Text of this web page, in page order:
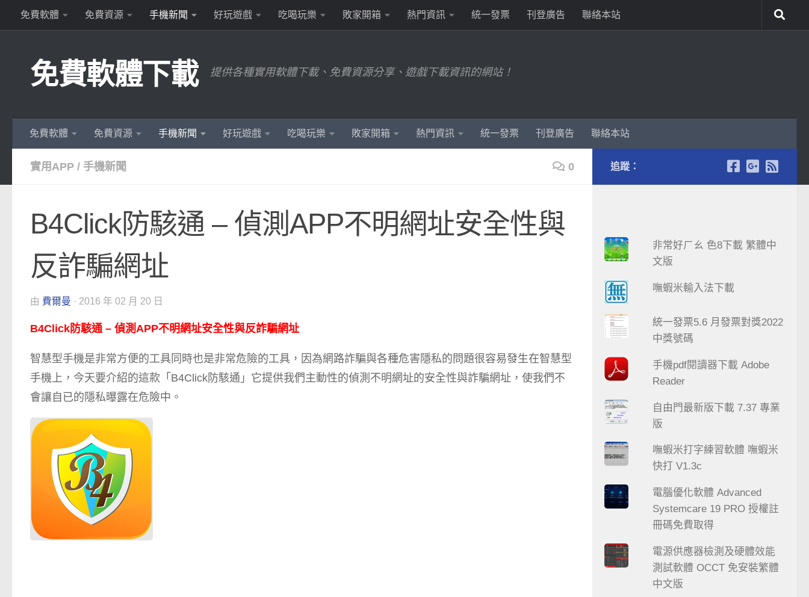
Skip to content
免費軟體 免費資源 手機新聞 好玩遊戲 吃喝玩樂 敗家開箱 熱門資訊 統一發票 刊登廣告 聯絡本站
免費軟體下載 提供各種實用軟體下載、免費資源分享、遊戲下載資訊的網站！
免費軟體 免費資源 手機新聞 好玩遊戲 吃喝玩樂 敗家開箱 熱門資訊 統一發票 刊登廣告 聯絡本站
實用APP / 手機新聞 0
B4Click防駭通 – 偵測APP不明網址安全性與
反詐騙網址
由 費爾曼 · 2016 年 02 月 20 日
B4Click防駭通 – 偵測APP不明網址安全性與反詐騙網址
智慧型手機是非常方便的工具同時也是非常危險的工具，因為網路詐騙與各種危害隱私的問題很容易發生在智慧型
手機上，今天要介紹的這款「B4Click防駭通」它提供我們主動性的偵測不明網址的安全性與詐騙網址，使我們不
會讓自已的隱私曝露在危險中。
追蹤：
非常好ㄏㄠ 色8下載 繁體中
文版
嘸蝦米輸入法下載
統一發票5.6 月發票對獎2022
中獎號碼
手機pdf閱讀器下載 Adobe
Reader
自由門最新版下載 7.37 專業
版
嘸蝦米打字練習軟體 嘸蝦米
快打 V1.3c
電腦優化軟體 Advanced
Systemcare 19 PRO 授權註
冊碼免費取得
電源供應器檢測及硬體效能
測試軟體 OCCT 免安裝繁體
中文版